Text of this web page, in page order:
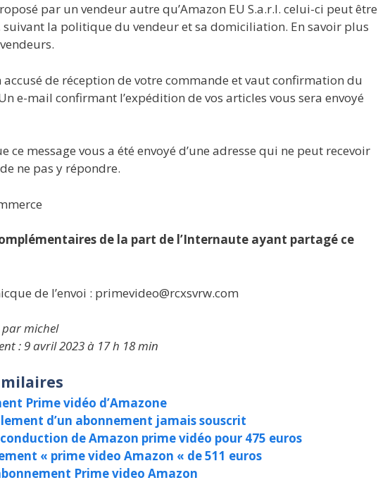
par un vendeur autre qu’Amazon EU S.a.r.l. celui-ci peut être
suivant la politique du vendeur et sa domiciliation. En savoir plus
accusé de réception de votre commande et vaut confirmation du
e-mail confirmant l’expédition de vos articles vous sera envoyé
ce message vous a été envoyé d’une adresse qui ne peut recevoir
ne pas y répondre.
de la part de l’Internaute ayant partagé ce
de l’envoi : primevideo@rcxsvrw.com
michel
: 9 avril 2023 à 17 h 18 min
Prime vidéo d’Amazone
d’un abonnement jamais souscrit
de Amazon prime vidéo pour 475 euros
« prime video Amazon « de 511 euros
Prime video Amazon